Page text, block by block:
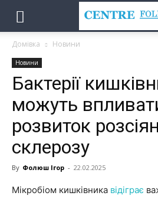
Домівка Новини
Новини
Бактерії
можуть
розвиток
склерозу
By Фолюш Ігор - 22.02.2025
Мікробіом кишківника відіграє